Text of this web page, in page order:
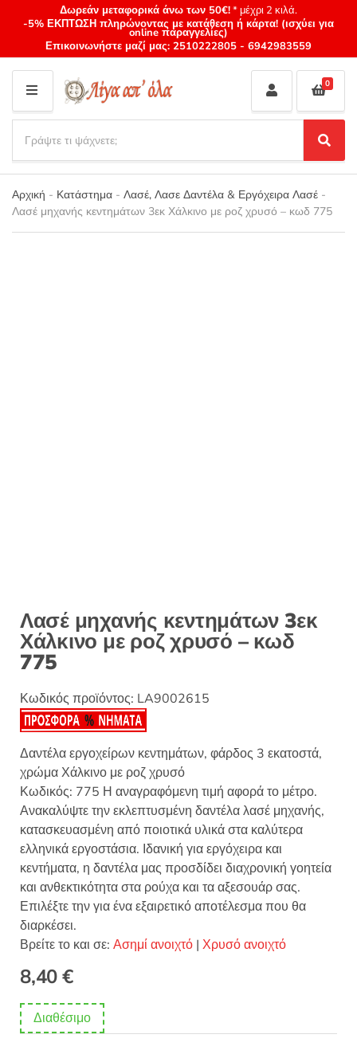
Δωρεάν μεταφορικά άνω των 50€!* μέχρι 2 κιλά.
-5% ΕΚΠΤΩΣΗ πληρώνοντας με κατάθεση ή κάρτα! (ισχύει για
online παραγγελίες)
Επικοινωνήστε μαζί μας: 2510222805 - 6942983559
M
E
N
U
Category
name
a
r
c
h
p
S
e
a
r
c
0
Αρχική - Κατάστημα - Λασέ, Λασε Δαντέλα & Εργόχειρα Λασέ -
Λασέ μηχανής κεντημάτων 3εκ Χάλκινο με ροζ χρυσό – κωδ 775
Λασέ μηχανής κεντημάτων 3εκ
Χάλκινο με ροζ χρυσό – κωδ
775
Κωδικός προϊόντος: LA9002615
Δαντέλα εργοχείρων κεντημάτων, φάρδος 3 εκατοστά,
χρώμα Χάλκινο με ροζ χρυσό
Κωδικός: 775 Η αναγραφόμενη τιμή αφορά το μέτρο.
Ανακαλύψτε την εκλεπτυσμένη δαντέλα λασέ μηχανής,
κατασκευασμένη από ποιοτικά υλικά στα καλύτερα
ελληνικά εργοστάσια. Ιδανική για εργόχειρα και
κεντήματα, η δαντέλα μας προσδίδει διαχρονική γοητεία
και ανθεκτικότητα στα ρούχα και τα αξεσουάρ σας.
Επιλέξτε την για ένα εξαιρετικό αποτέλεσμα που θα
διαρκέσει.
Βρείτε το και σε: Ασημί ανοιχτό | Χρυσό ανοιχτό
8,40€
Διαθέσιμο